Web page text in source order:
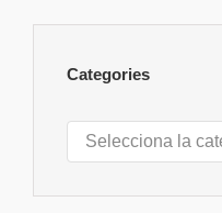
Categories
Categories